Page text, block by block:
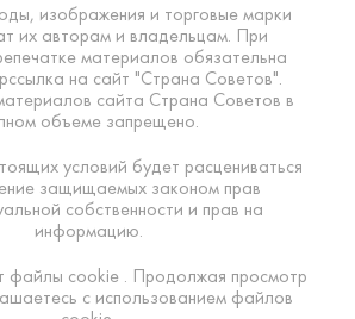
изображения и торговые марки
их авторам и владельцам. При
материалов обязательна
на сайт "Страна Советов".
сайта Страна Советов в
объеме запрещено.
условий будет расцениваться
защищаемых законом прав
собственности и прав на
информацию.
файлы cookie . Продолжая просмотр
с использованием файлов